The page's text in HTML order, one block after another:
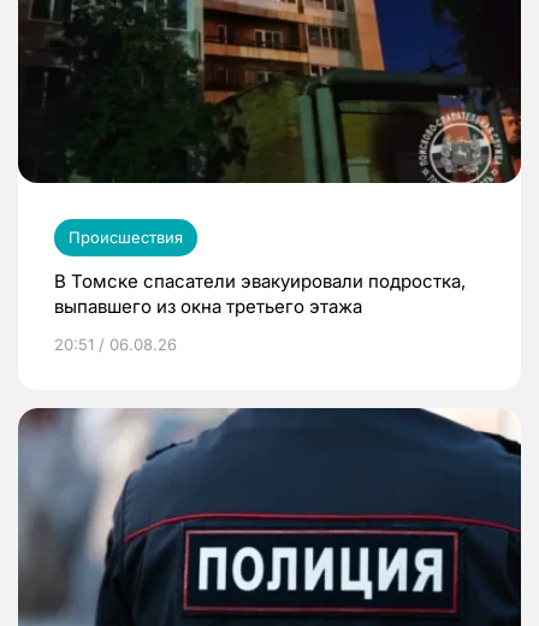
Происшествия
В Томске спасатели эвакуировали подростка,
выпавшего из окна третьего этажа
20:51 / 06.08.26